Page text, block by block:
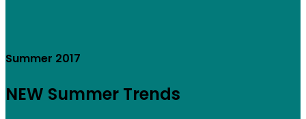
Summer 2017
NEW Summer Trends